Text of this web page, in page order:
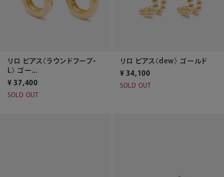
リロ ピアス〈ラウンドフープ・
L〉 ゴー...
¥ 37,400
SOLD OUT
リロ ピアス〈dew〉 ゴールド
¥ 34,100
SOLD OUT